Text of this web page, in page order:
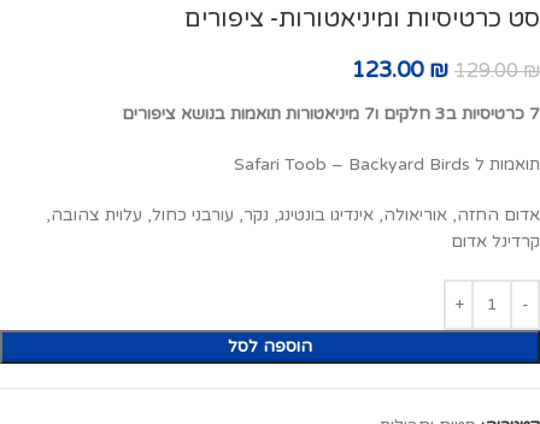
סט כרטיסיות ומיניאטורות- ציפורים
129.00₪
123.00 ₪
7 כרטיסיות ב3 חלקים ו7 מיניאטורות תואמות בנושא ציפורים
תואמות ל Safari Toob – Backyard Birds
אדום החזה, אוריאולה, אינדיגו בונטינג, נקר, עורבני כחול, עלוית צהובה,
קרדינל אדום
הוספה לסל